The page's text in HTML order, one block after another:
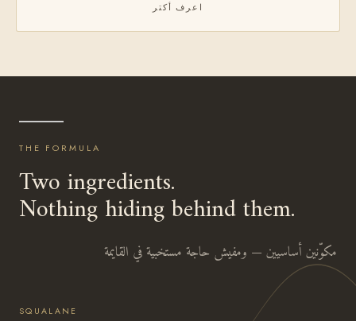
اعرف أكتر
THE FORMULA
Two ingredients.
Nothing hiding behind them.
مكوّنين أساسيين — ومفيش حاجة مستخبية في القايمة
SQUALANE